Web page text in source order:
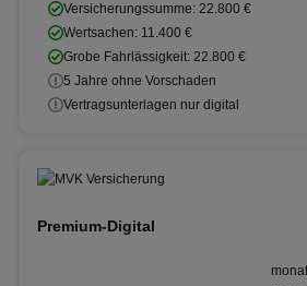
Versicherungssumme: 22.800 €
Wertsachen: 11.400 €
Grobe Fahrlässigkeit: 22.800 €
5 Jahre ohne Vorschaden
Vertragsunterlagen nur digital
Premium-Digital